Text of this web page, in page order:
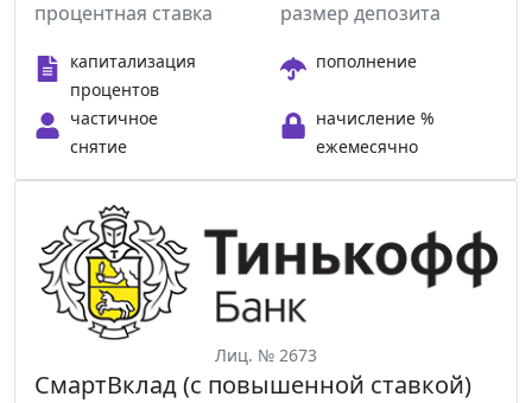
процентная ставка
размер депозита
капитализация
процентов
пополнение
частичное
снятие
начисление %
ежемесячно
Лиц. № 2673
СмартВклад (с повышенной ставкой)